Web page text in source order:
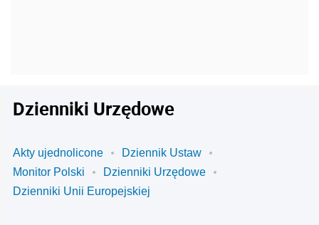
Dzienniki Urzędowe
Akty ujednolicone
Dziennik Ustaw
Monitor Polski
Dzienniki Urzędowe
Dzienniki Unii Europejskiej